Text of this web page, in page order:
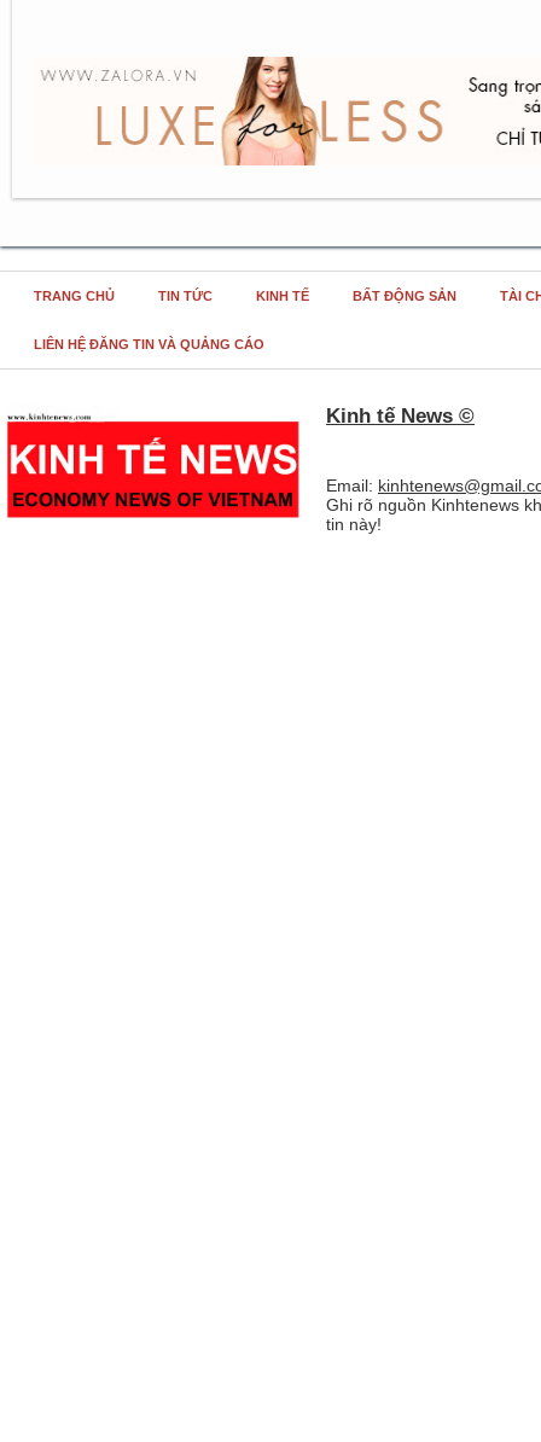
TRANG CHỦ TIN TỨC KINH TẾ BẤT ĐỘNG SẢN TÀI
LIÊN HỆ ĐĂNG TIN VÀ QUẢNG CÁO
Kinh tế News ©
Email:
Ghi rõ nguồn Kinhtenews
tin này!